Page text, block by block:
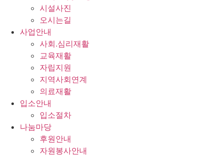
시설사진
오시는길
사업안내
사회.심리재활
교육재활
자립지원
지역사회연계
의료재활
입소안내
입소절차
나눔마당
후원안내
자원봉사안내